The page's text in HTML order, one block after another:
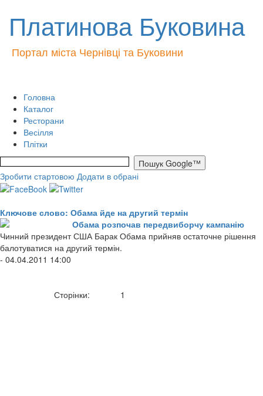
Платинова Буковина
Портал міста Чернівці та Буковини
Головна
Каталог
Ресторани
Весілля
Плітки
Зробити стартовою Додати в обрані
Ключове слово: Обама йде на другий термін
Обама розпочав передвиборчу кампанію
Чинний президент США Барак Обама прийняв остаточне рішення
балотуватися на другий термін.
- 04.04.2011 14:00
Сторінки: 1